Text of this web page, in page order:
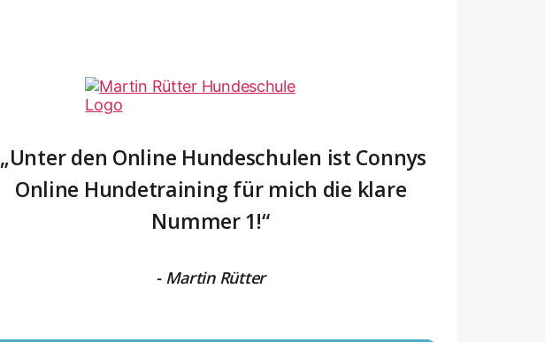
„Unter den Online Hundeschulen ist Connys
Online Hundetraining für mich die klare
Nummer 1!“
- Martin Rütter